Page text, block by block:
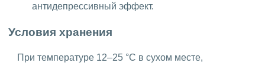
антидепрессивный эффект.
Условия хранения
При температуре 12–25 °C в сухом месте,